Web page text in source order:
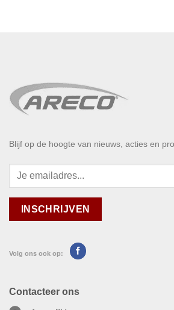
Blijf op de hoogte van nieuws, acties en
Volg ons ook op:
Contacteer ons